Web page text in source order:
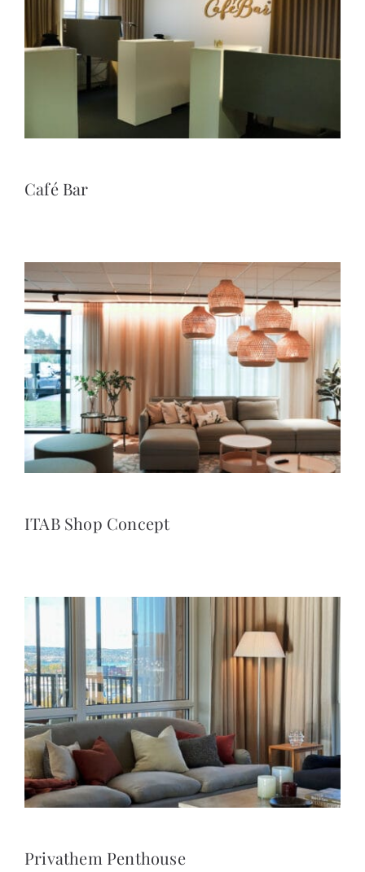
Café Bar
ITAB Shop Concept
Privathem Penthouse